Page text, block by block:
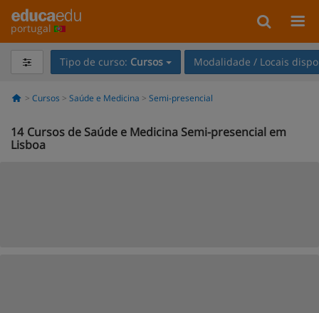
portugal
Tipo de curso: Cursos Modalidade / Locais
Cursos Saúde e Medicina Semi-presencial
14 Cursos de Saúde e Medicina Semi-presencial em
Lisboa